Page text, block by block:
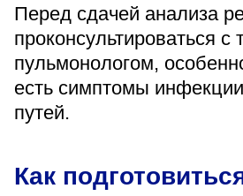
Перед сдачей анализа
проконсультироваться с
пульмонологом,
есть симптомы
путей.
Как